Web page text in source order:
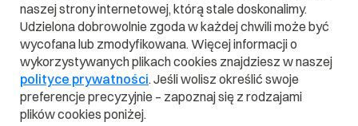
.farm
Szukaj
naszej strony internetowej, którą stale doskonalimy.
Udzielona dobrowolnie zgoda w każdej chwili może być
wycofana lub zmodyfikowana. Więcej informacji o
wykorzystywanych plikach cookies znajdziesz w naszej
polityce prywatności. Jeśli wolisz określić swoje
preferencje precyzyjnie – zapoznaj się z rodzajami
plików cookies poniżej.